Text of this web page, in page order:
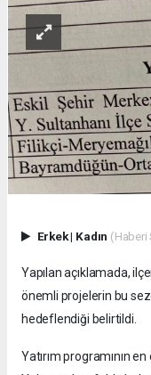
Erkek| Kadın (Haberi
Yapılan açıklamada,
önemli projelerin bu
hedeflendiği belirtildi.
Yatırım programının